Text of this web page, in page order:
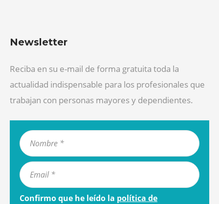
Newsletter
Reciba en su e-mail de forma gratuita toda la
actualidad indispensable para los profesionales que
trabajan con personas mayores y dependientes.
Confirmo que he leído la política de